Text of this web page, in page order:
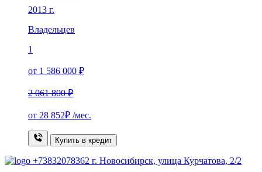
2013 г.
Владельцев
1
от 1 586 000 ₽
2 061 800 ₽
от 28 852₽ /мес.
Купить в кредит
+73832078362 г. Новосибирск, улица Курчатова, 2/2